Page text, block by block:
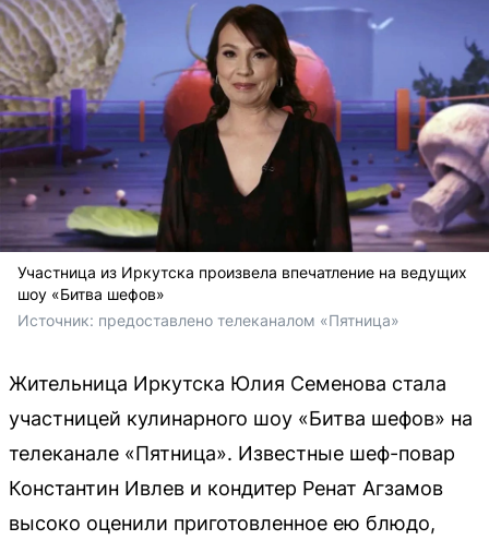
Участница из Иркутска произвела впечатление на ведущих
шоу «Битва шефов»
Источник: предоставлено телеканалом «Пятница»
Жительница Иркутска Юлия Семенова стала
участницей кулинарного шоу «Битва шефов» на
телеканале «Пятница». Известные шеф-повар
Константин Ивлев и кондитер Ренат Агзамов
высоко оценили приготовленное ею блюдо,